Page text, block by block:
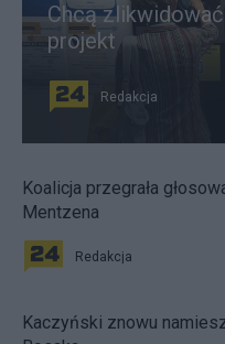
Chcą
projekt
Redakcja
Koalicja przegrała
Mentzena
Redakcja
Kaczyński znowu